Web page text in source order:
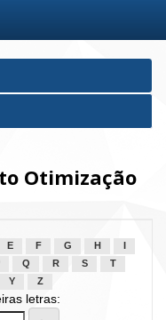
Otimização
E F G H
Q R S
T
Y Z
letras: